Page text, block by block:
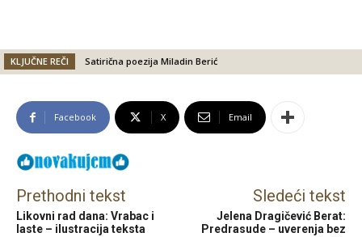
KLJUČNE REČI Satirična poezija Miladin Berić
Facebook X Email
Prethodni tekst
Likovni rad dana: Vrabac i
laste – ilustracija teksta
Sledeći tekst
Jelena Dragičević Berat:
Predrasude – uverenja bez